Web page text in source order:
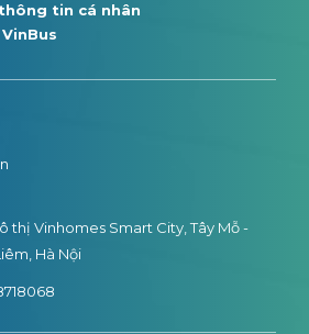
tin cá nhân
thị Vinhomes Smart City, Tây Mỗ -
Hà Nội